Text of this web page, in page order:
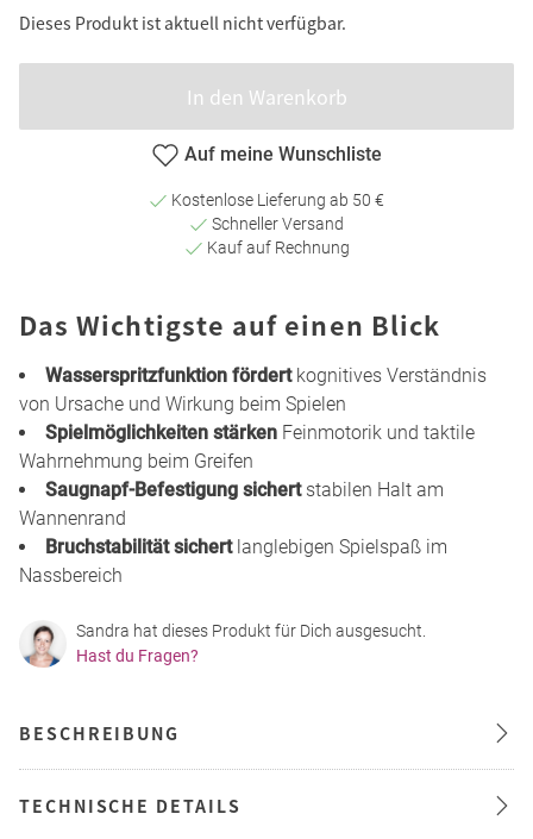
Dieses Produkt ist aktuell nicht verfügbar.
In den Warenkorb
Auf meine Wunschliste
Kostenlose Lieferung ab 50 €
Schneller Versand
Kauf auf Rechnung
Das Wichtigste auf einen Blick
Wasserspritzfunktion fördertkognitives Verständnis
von Ursache und Wirkung beim Spielen
Spielmöglichkeiten stärken Feinmotorik und taktile
Wahrnehmung beim Greifen
Saugnapf-Befestigung sichertstabilen Halt am
Wannenrand
Bruchstabilität sichertlanglebigen Spielspaß im
Nassbereich
Sandra hat dieses Produkt für Dich ausgesucht.
Hast du Fragen?
BESCHREIBUNG
TECHNISCHE DETAILS